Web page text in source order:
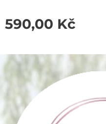
590,00 Kč